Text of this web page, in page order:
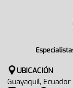
UBICACIÓN
Guayaquil, Ecuador